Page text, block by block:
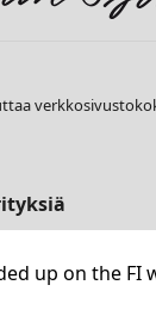
up on the FI